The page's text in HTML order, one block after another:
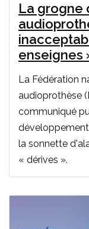
La grogne
enseignes
La Fédération
audioprothèse
communiqué
la sonnette
« dérives ».